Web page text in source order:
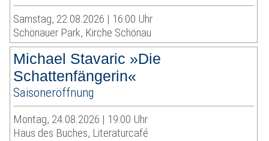
Samstag, 22.08.2026 | 16:00 Uhr
Schönauer Park, Kirche Schönau
Michael Stavaric »Die
Schattenfängerin«
Saisoneröffnung
Montag, 24.08.2026 | 19:00 Uhr
Haus des Buches, Literaturcafé